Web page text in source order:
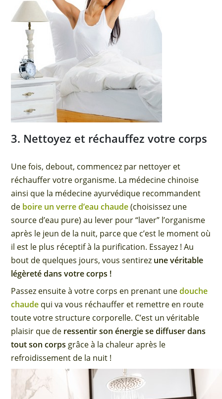
3. Nettoyez et réchauffez votre corps
Une fois, debout, commencez par nettoyer et
réchauffer votre organisme. La médecine chinoise
ainsi que la médecine ayurvédique recommandent
de boire un verre d’eau chaude(choisissez une
source d’eau pure) au lever pour “laver” l’organisme
après le jeun de la nuit, parce que c’est le moment où
il est le plus réceptif à la purification. Essayez ! Au
bout de quelques jours, vous sentirez une véritable
légèreté dans votre corps !
Passez ensuite à votre corps en prenant unedouche
chaude qui va vous réchauffer et remettre en route
toute votre structure corporelle. C’est un véritable
plaisir que de ressentir son énergie se diffuser dans
tout son corps grâce à la chaleur après le
refroidissement de la nuit !